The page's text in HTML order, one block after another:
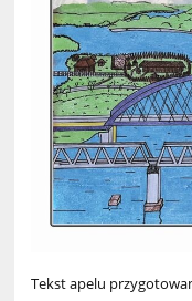
Tekst apelu